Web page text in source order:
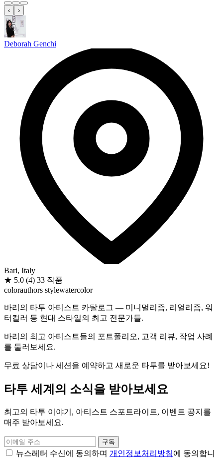
‹ ›
Deborah Genchi
Bari, Italy
★ 5.0 (4) 33 작품
colorauthors stylewatercolor
바리의 타투 아티스트 카탈로그 — 미니멀리즘, 리얼리즘, 워
터컬러 등 현대 스타일의 최고 전문가들.
바리의 최고 아티스트들의 포트폴리오, 고객 리뷰, 작업 사례
를 둘러보세요.
무료 상담이나 세션을 예약하고 새로운 타투를 받아보세요!
타투 세계의 소식을 받아보세요
최고의 타투 이야기, 아티스트 스포트라이트, 이벤트 공지를
매주 받아보세요.
구독
뉴스레터 수신에 동의하며 개인정보처리방침에 동의합니